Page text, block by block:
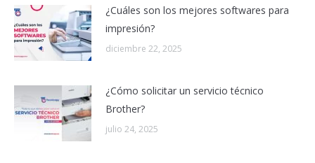
¿Cuáles son los mejores softwares para
impresión?
diciembre 22, 2025
¿Cómo solicitar un servicio técnico
Brother?
julio 24, 2025